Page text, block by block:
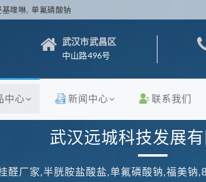
喹啉, 单氟磷酸钠
武汉市武昌区
中山路496号
中心 新闻中心 联系我们
武汉远城科技发展
醛厂家,半胱胺盐酸盐,单氟磷酸钠,福美钠